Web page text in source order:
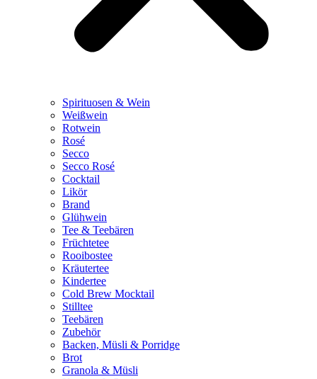
Spirituosen & Wein
Weißwein
Rotwein
Rosé
Secco
Secco Rosé
Cocktail
Likör
Brand
Glühwein
Tee & Teebären
Früchtetee
Rooibostee
Kräutertee
Kindertee
Cold Brew Mocktail
Stilltee
Teebären
Zubehör
Backen, Müsli & Porridge
Brot
Granola & Müsli